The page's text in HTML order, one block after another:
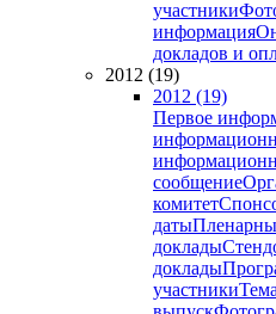
участники
информация
докладов и
2012 (19)
2012 (19)
Первое
сообщение
комитет
даты
доклады
доклады
участники